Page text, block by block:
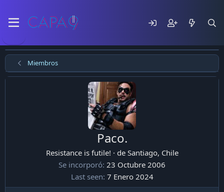
Miembros
Paco.
Resistance is futile! · de Santiago, Chile
Se incorporó 23 Octubre 2006
Last seen 7 Enero 2024